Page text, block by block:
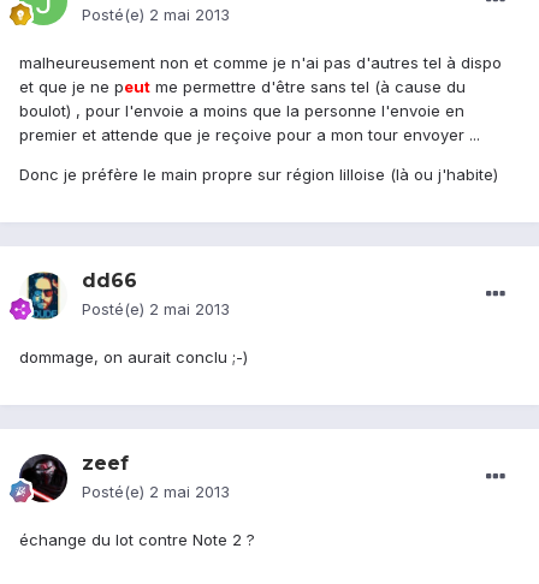
Posté(e) 2 mai 2013
malheureusement non et comme je n'ai pas d'autres tel à dispo
et que je ne peut me permettre d'être sans tel (à cause du
boulot) , pour l'envoie a moins que la personne l'envoie en
premier et attende que je reçoive pour a mon tour envoyer ...
Donc je préfère le main propre sur région lilloise (là ou j'habite)
dd66
Posté(e) 2 mai 2013
dommage, on aurait conclu ;-)
zeef
Posté(e) 2 mai 2013
échange du lot contre Note 2 ?